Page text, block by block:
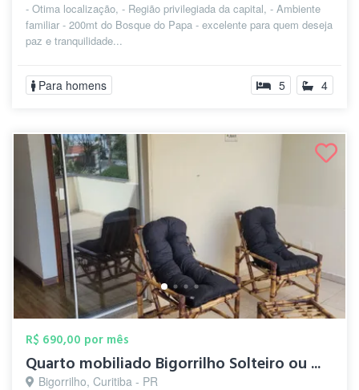
- Otima localização, - Região privilegiada da capital, - Ambiente
familiar - 200mt do Bosque do Papa - excelente para quem deseja
paz e tranquilidade...
Para homens 5 4
R$ 690,00 por mês
Quarto mobiliado Bigorrilho Solteiro ou ...
Bigorrilho, Curitiba - PR